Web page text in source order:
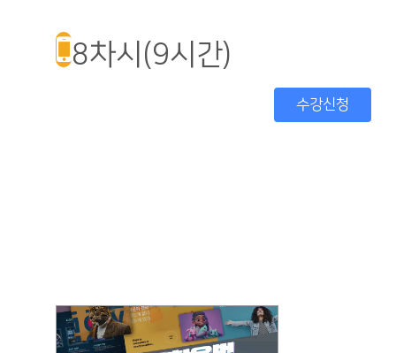
8차시(9시간)
수강신청